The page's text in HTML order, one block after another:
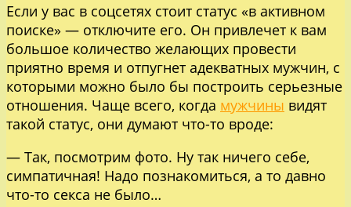
Если у вас в соцсетях стоит статус «в активном
поиске» — отключите его. Он привлечет к вам
большое количество желающих провести
приятно время и отпугнет адекватных мужчин, с
которыми можно было бы построить серьезные
отношения. Чаще всего, когда мужчины видят
такой статус, они думают что-то вроде:
— Так, посмотрим фото. Ну так ничего себе,
симпатичная! Надо познакомиться, а то давно
что-то секса не было…